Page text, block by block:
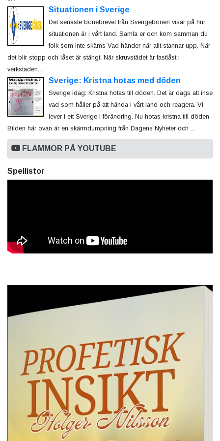
Situationen i Sverige
Det senaste bönebrevet från Sverigebönen visar på hur
situationen är i vårt land. Samla er och kom samman du
folk som inte skäms Vad händer när allt stannar upp. När
det blir stopp och låset är stängt. När skruvstädet är fastlåst i
verkstaden...
Sverige: Kristna hotas med döden
Sverige idag: Kristna hotas till döden. Det är dags att inse
vad som håller på att hända i vårt land och reagera. Vi
lever i ett Sverige i förändring. Nu hotas kristna till döden.
Bilden här ovan är en skärmdumpning från Dagens Nyheter och ...
FLAMMOR PÅ YOUTUBE
Spellistor